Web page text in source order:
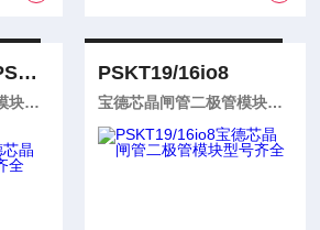
PSKT44/14io8 PSKT44/16io8
宝德芯晶闸管二极管模块型号齐全
PSKT19/16io8
宝德芯晶闸管二极管模块型号齐全